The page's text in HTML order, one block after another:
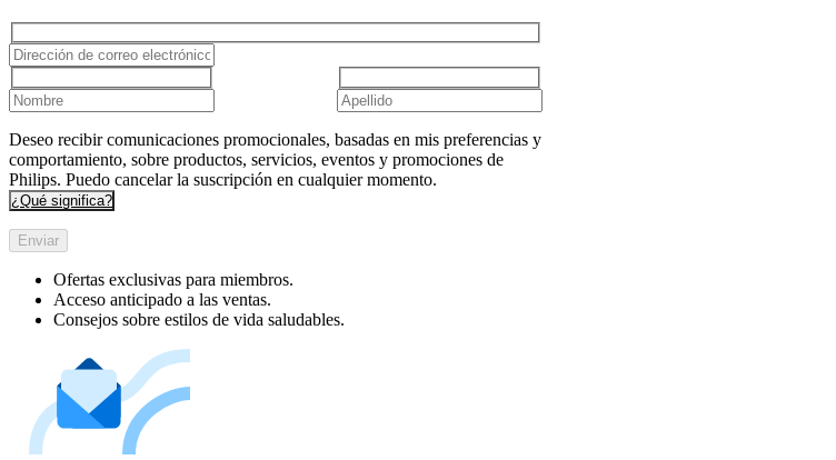
Deseo recibir comunicaciones promocionales, basadas en mis preferencias y
comportamiento, sobre productos, servicios, eventos y promociones de
Philips. Puedo cancelar la suscripción en cualquier momento.
¿Qué significa?
Enviar
Ofertas exclusivas para miembros.
Acceso anticipado a las ventas.
Consejos sobre estilos de vida saludables.